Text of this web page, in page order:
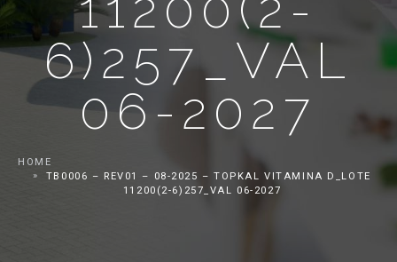
6)257_VAL
06-2027
HOME
TB0006 – REV01 – 08-2025 – TOPKAL VITAMINA D_LOTE
11200(2-6)257_VAL 06-2027